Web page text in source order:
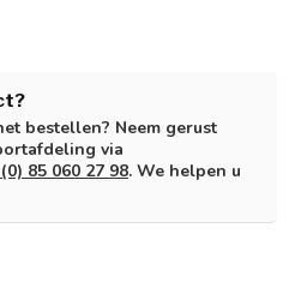
bestellen? Neem gerust
via
85 060 27 98. We helpen u